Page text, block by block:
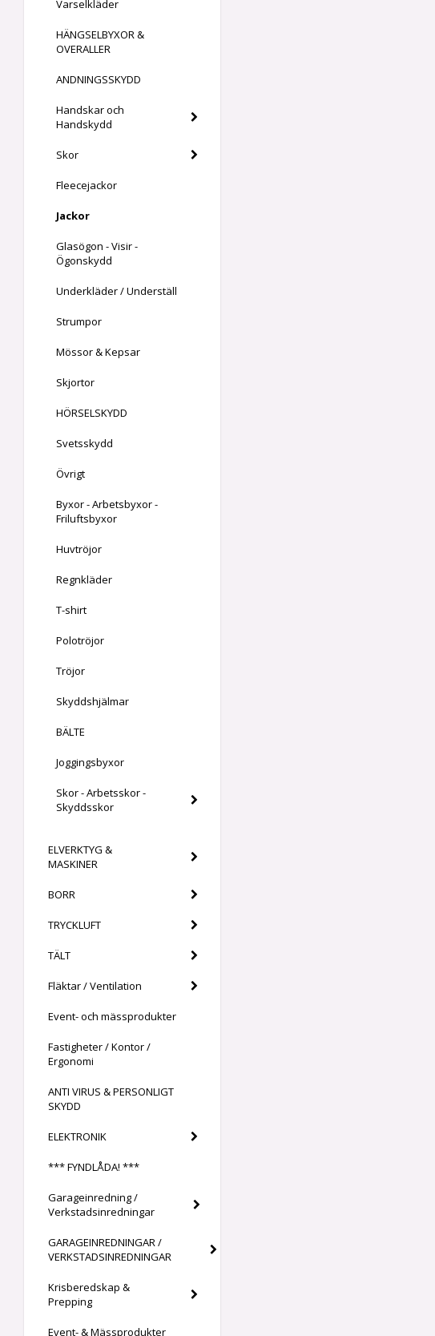
Varselkläder
HÄNGSELBYXOR &
OVERALLER
ANDNINGSSKYDD
Handskar och
Handskydd
Skor
Fleecejackor
Jackor
Glasögon - Visir -
Ögonskydd
Underkläder / Underställ
Strumpor
Mössor & Kepsar
Skjortor
HÖRSELSKYDD
Svetsskydd
Övrigt
Byxor - Arbetsbyxor -
Friluftsbyxor
Huvtröjor
Regnkläder
T-shirt
Polotröjor
Tröjor
Skyddshjälmar
BÄLTE
Joggingsbyxor
Skor - Arbetsskor -
Skyddsskor
ELVERKTYG &
MASKINER
BORR
TRYCKLUFT
TÄLT
Fläktar / Ventilation
Event- och mässprodukter
Fastigheter / Kontor /
Ergonomi
ANTI VIRUS & PERSONLIGT
SKYDD
ELEKTRONIK
*** FYNDLÅDA! ***
Garageinredning /
Verkstadsinredningar
GARAGEINREDNINGAR /
VERKSTADSINREDNINGAR
Krisberedskap &
Prepping
Event- & Mässprodukter